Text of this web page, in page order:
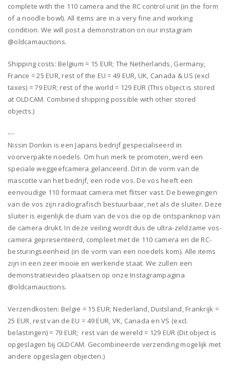
complete with the 110 camera and the RC control unit (in the form
of a noodle bowl). All items are in a very fine and working
condition. We will post a demonstration on our instagram
@oldcamauctions.
Shipping costs: Belgium = 15 EUR; The Netherlands, Germany,
France = 25 EUR, rest of the EU = 49 EUR, UK, Canada & US (excl
taxes) = 79 EUR; rest of the world = 129 EUR (This object is stored
at OLDCAM. Combined shipping possible with other stored
objects.)
---
Nissin Donkin is een Japans bedrijf gespecialiseerd in
voorverpakte noedels. Om hun merk te promoten, werd een
speciale weggeefcamera gelanceerd. Dit in de vorm van de
mascotte van het bedrijf, een rode vos. De vos heeft een
eenvoudige 110 formaat camera met flitser vast. De bewegingen
van de vos zijn radiografisch bestuurbaar, net als de sluiter. Deze
sluiter is eigenlijk de duim van de vos die op de ontspanknop van
de camera drukt. In deze veiling wordt dus de ultra-zeldzame vos-
camera gepresenteerd, compleet met de 110 camera en de RC-
besturingseenheid (in de vorm van een noedels kom). Alle items
zijn in een zeer mooie en werkende staat. We zullen een
demonstratievideo plaatsen op onze Instagrampagina
@oldcamauctions.
Verzendkosten: België = 15 EUR; Nederland, Duitsland, Frankrijk =
25 EUR, rest van de EU = 49 EUR, VK, Canada en VS (excl.
belastingen) = 79 EUR; rest van de wereld = 129 EUR (Dit object is
opgeslagen bij OLDCAM. Gecombineerde verzending mogelijk met
andere opgeslagen objecten.)